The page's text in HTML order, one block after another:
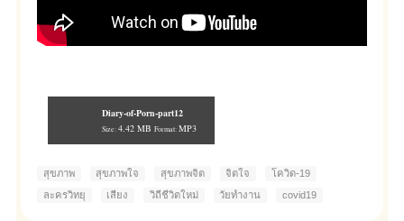
Diary-of-Porn-part12
Size: 4.42 MB Format: MP3
สุขภาพ สุขภาพใจ สุขภาพจิต จิตใจ
โควิด-19
ละครวิทยุ
เสียง วิถีชีวิตใหม่ วัยทำงาน covid19